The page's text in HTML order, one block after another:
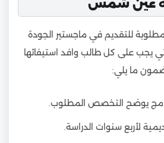
عين شمس
للتقديم في ماجستير الجودة
يجب على كل طالب وافد استيفائها
ما يلي:
يوضح التخصص المطلوب.
لأربع سنوات الدراسة.